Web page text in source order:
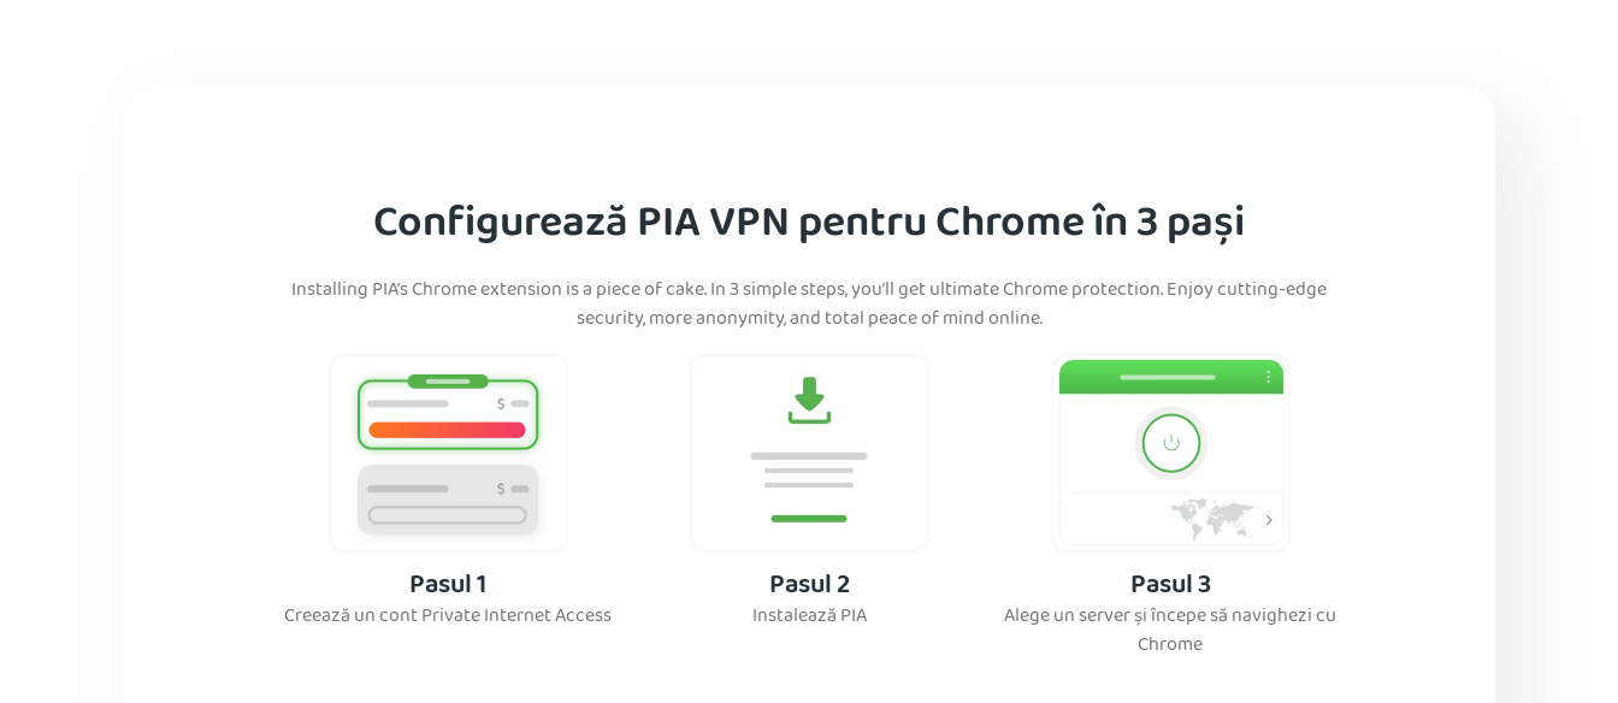
Configurează PIA VPN pentru Chrome în 3 pași
Installing PIA’s Chrome extension is a piece of cake. In 3 simple steps, you’ll get ultimate Chrome protection. Enjoy cutting-edge
security, more anonymity, and total peace of mind online.
Pasul 1
Creează un cont Private Internet Access
Pasul 2
Instalează PIA
Pasul 3
Alege un server și începe să navighezi cu
Chrome